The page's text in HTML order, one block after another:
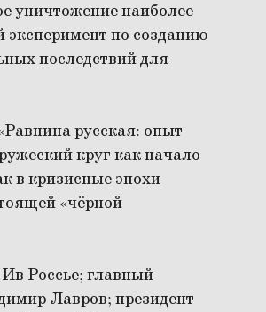
уничтожение наиболее
эксперимент по созданию
последствий для
русская: опыт
круг как начало
в кризисные эпохи
«чёрной
Россье; главный
Лавров; президент